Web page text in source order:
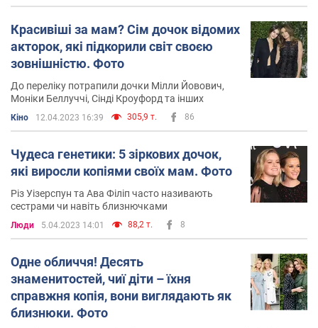
Красивіші за мам? Сім дочок відомих
акторок, які підкорили світ своєю
зовнішністю. Фото
До переліку потрапили дочки Мілли Йовович,
Моніки Беллуччі, Сінді Кроуфорд та інших
Кіно 12.04.2023 16:39 305,9 т. 86
Чудеса генетики: 5 зіркових дочок,
які виросли копіями своїх мам. Фото
Різ Уізерспун та Ава Філіп часто називають
сестрами чи навіть близнючками
Люди 5.04.2023 14:01 88,2 т. 8
Одне обличчя! Десять
знаменитостей, чиї діти – їхня
справжня копія, вони виглядають як
близнюки. Фото